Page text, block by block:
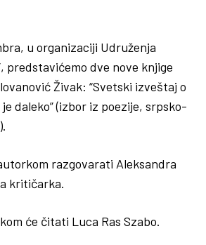
u organizaciji Udruženja
predstavićemo dve nove knjige
Živak: “Svetski izveštaj o
daleko” (izbor iz poezije, srpsko-
razgovarati Aleksandra
kritičarka.
će čitati Luca Ras Szabo.